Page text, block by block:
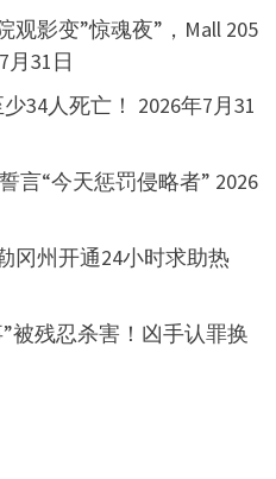
影变”惊魂夜”，Mall 205
月31日
34人死亡！ 2026年7月31
言“今天惩罚侵略者” 2026
冈州开通24小时求助热
被残忍杀害！凶手认罪换